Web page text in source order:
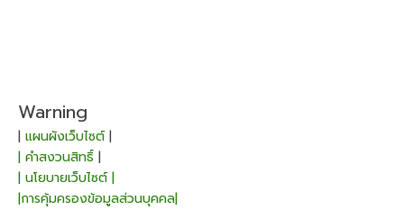
Warning
| แผนผังเว็บไซต์|
| คำสงวนสิทธิ์ |
| นโยบายเว็บไซต์ |
|การคุ้มครองข้อมูลส่วนบุคคล|